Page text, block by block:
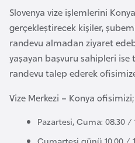
Slovenya vize işlemlerini
gerçekleştirecek kişiler,
randevu almadan ziyaret
yaşayan başvuru sahipleri
randevu talep ederek
Vize Merkezi – Konya ofisimizi;
Pazartesi, Cuma: 08.30 /
g
a
r
i
s
a